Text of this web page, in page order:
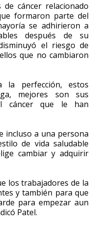
cáncer relacionado
formaron parte del
se adhirieron a
después de su
el riesgo de
que no cambiaron
perfección, estos
mejores son sus
cáncer que le han
incluso a una persona
de vida saludable
cambiar y adquirir
los trabajadores de la
y también para que
para empezar aun
Patel.